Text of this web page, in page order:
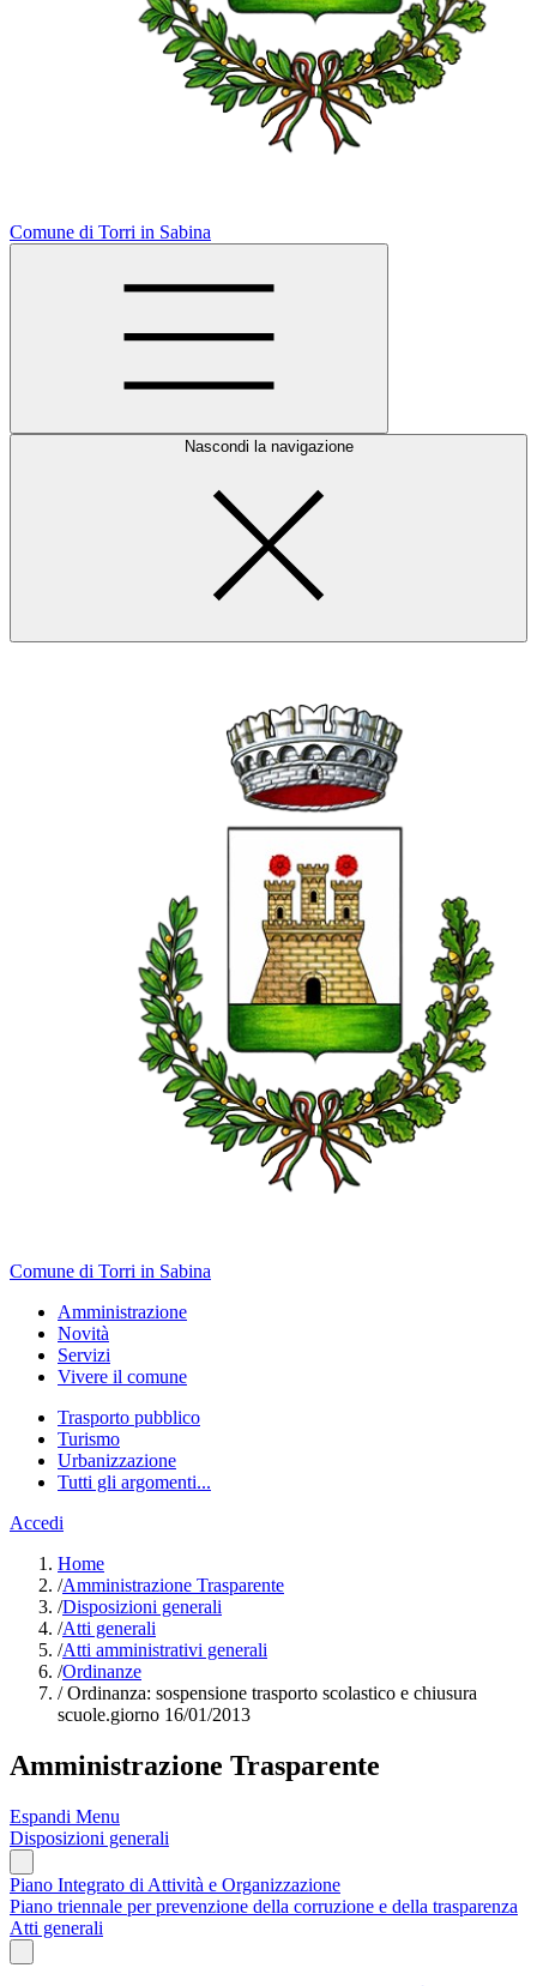
Comune di Torri in Sabina
Nascondi la navigazione
Comune di Torri in Sabina
Amministrazione
Novità
Servizi
Vivere il comune
Trasporto pubblico
Turismo
Urbanizzazione
Tutti gli argomenti...
Accedi
Home
/Amministrazione Trasparente
/Disposizioni generali
/Atti generali
/Atti amministrativi generali
/Ordinanze
/Ordinanza: sospensione trasporto scolastico e chiusura
scuole.giorno 16/01/2013
Amministrazione Trasparente
Espandi Menu
Disposizioni generali
Piano Integrato di Attività e Organizzazione
Piano triennale per prevenzione della corruzione e della trasparenza
Atti generali